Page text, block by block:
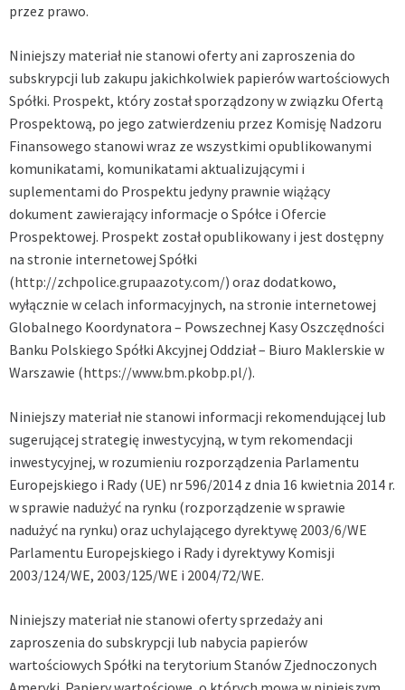
przez prawo.
Niniejszy materiał nie stanowi oferty ani zaproszenia do
subskrypcji lub zakupu jakichkolwiek papierów wartościowych
Spółki. Prospekt, który został sporządzony w związku Ofertą
Prospektową, po jego zatwierdzeniu przez Komisję Nadzoru
Finansowego stanowi wraz ze wszystkimi opublikowanymi
komunikatami, komunikatami aktualizującymi i
suplementami do Prospektu jedyny prawnie wiążący
dokument zawierający informacje o Spółce i Ofercie
Prospektowej. Prospekt został opublikowany i jest dostępny
na stronie internetowej Spółki
(http://zchpolice.grupaazoty.com/) oraz dodatkowo,
wyłącznie w celach informacyjnych, na stronie internetowej
Globalnego Koordynatora – Powszechnej Kasy Oszczędności
Banku Polskiego Spółki Akcyjnej Oddział – Biuro Maklerskie w
Warszawie (https://www.bm.pkobp.pl/).
Niniejszy materiał nie stanowi informacji rekomendującej lub
sugerującej strategię inwestycyjną, w tym rekomendacji
inwestycyjnej, w rozumieniu rozporządzenia Parlamentu
Europejskiego i Rady (UE) nr 596/2014 z dnia 16 kwietnia 2014 r.
w sprawie nadużyć na rynku (rozporządzenie w sprawie
nadużyć na rynku) oraz uchylającego dyrektywę 2003/6/WE
Parlamentu Europejskiego i Rady i dyrektywy Komisji
2003/124/WE, 2003/125/WE i 2004/72/WE.
Niniejszy materiał nie stanowi oferty sprzedaży ani
zaproszenia do subskrypcji lub nabycia papierów
wartościowych Spółki na terytorium Stanów Zjednoczonych